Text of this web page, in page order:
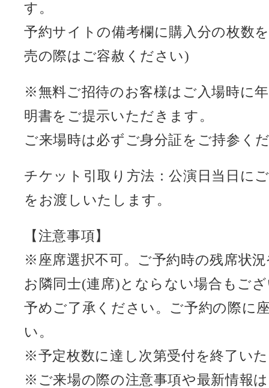
す。
予約サイトの備考欄に購入分の枚数
売の際はご容赦ください)
※無料ご招待のお客様はご入場時に
明書をご提示いただきます。
ご来場時は必ずご身分証をご持参く
チケット引取り方法：公演日当日に
をお渡しいたします。
【注意事項】
※座席選択不可。ご予約時の残席状
お隣同士(連席)とならない場合もご
予めご了承ください。ご予約の際に
い。
※予定枚数に達し次第受付を終了い
※ご来場の際の注意事項や最新情報